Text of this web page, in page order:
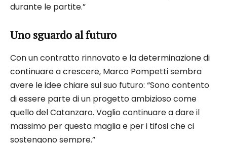
durante le partite.”
Uno sguardo al futuro
Con un contratto rinnovato e la determinazione di
continuare a crescere, Marco Pompetti sembra
avere le idee chiare sul suo futuro: “Sono contento
di essere parte di un progetto ambizioso come
quello del Catanzaro. Voglio continuare a dare il
massimo per questa maglia e per i tifosi che ci
sostengono sempre.”